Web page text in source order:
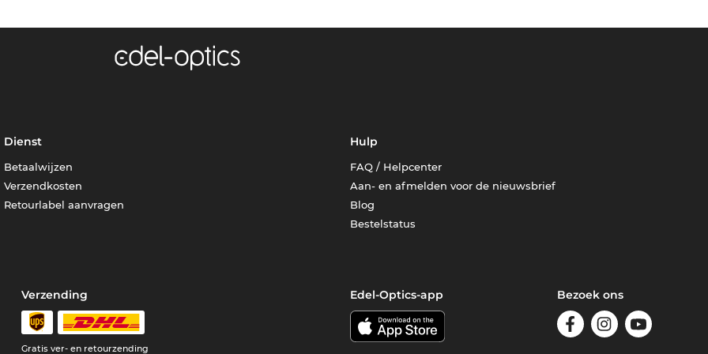
Dienst
Betaalwijzen
Verzendkosten
Retourlabel aanvragen
Hulp
FAQ / Helpcenter
Aan- en afmelden voor de nieuwsbrief
Blog
Bestelstatus
Verzending
Gratis ver- en retourzending
Edel-Optics-app Bezoek ons